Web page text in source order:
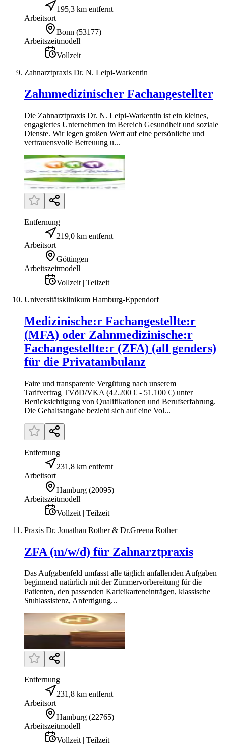
195,3 km entfernt
Arbeitsort
Bonn (53177)
Arbeitszeitmodell
Vollzeit
Zahnarztpraxis Dr. N. Leipi-Warkentin
Zahnmedizinischer Fachangestellter
Die Zahnarztpraxis Dr. N. Leipi-Warkentin ist ein kleines,
engagiertes Unternehmen im Bereich Gesundheit und soziale
Dienste. Wir legen großen Wert auf eine persönliche und
vertrauensvolle Betreuung u...
Entfernung
219,0 km entfernt
Arbeitsort
Göttingen
Arbeitszeitmodell
Vollzeit | Teilzeit
Universitätsklinikum Hamburg-Eppendorf
Medizinische:r Fachangestellte:r
(MFA) oder Zahnmedizinische:r
Fachangestellte:r (ZFA) (all genders)
für die Privatambulanz
Faire und transparente Vergütung nach unserem
Tarifvertrag TVöD/VKA (42.200 € - 51.100 €) unter
Berücksichtigung von Qualifikationen und Berufs­erfahrung.
Die Gehaltsangabe bezieht sich auf eine Vol...
Entfernung
231,8 km entfernt
Arbeitsort
Hamburg (20095)
Arbeitszeitmodell
Vollzeit | Teilzeit
Praxis Dr. Jonathan Rother & Dr.Greena Rother
ZFA (m/w/d) für Zahnarztpraxis
Das Aufgabenfeld umfasst alle täglich anfallenden Aufgaben
beginnend natürlich mit der Zimmervorbereitung für die
Patienten, den passenden Karteikarteneinträgen, klassische
Stuhlassistenz, Anfertigung...
Entfernung
231,8 km entfernt
Arbeitsort
Hamburg (22765)
Arbeitszeitmodell
Vollzeit | Teilzeit